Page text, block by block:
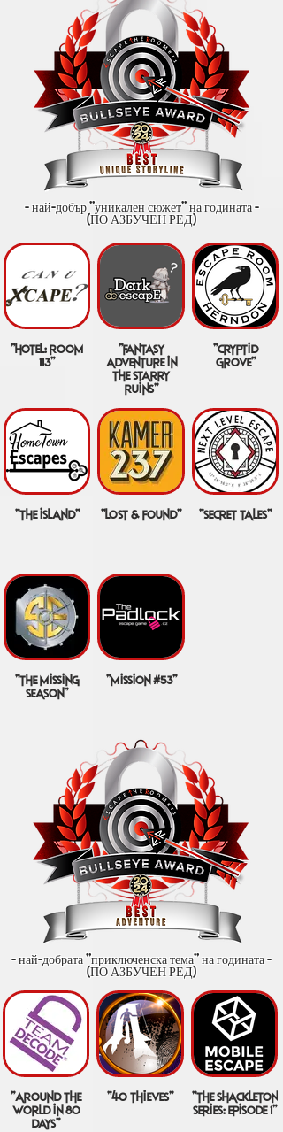
- най-добър "уникален сюжет" на годината -
(ПО АЗБУЧЕН РЕД)
"hotel: room
113"
"fantasy
adventure in
the starry
ruins"
"cryptid
grove"
"the island" "lost & found" "secret tales"
"the missing
season"
"mission #53"
- най-добрата "приключенска тема" на годината -
(ПО АЗБУЧЕН РЕД)
"around the
world in 80
days"
"40 thieves"
"the shackleton
series: episode 1"